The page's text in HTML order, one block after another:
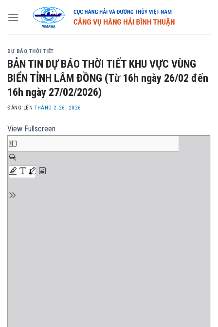
DỰ BÁO THỜI TIẾT
BẢN TIN DỰ BÁO THỜI TIẾT KHU VỰC VÙNG
BIỂN TỈNH LÂM ĐỒNG (Từ 16h ngày 26/02 đến
16h ngày 27/02/2026)
ĐĂNG LÊNTHÁNG 2 26, 2026
View Fullscreen